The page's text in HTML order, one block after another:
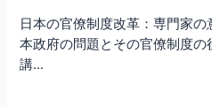
日本の官僚制度改革：専門家
本政府の問題とその官僚制度の
講…